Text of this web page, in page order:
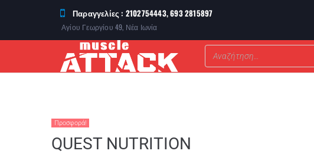
Παραγγελίες : 2102754443, 693 2815897
Αγίου Γεωργίου 49, Νέα Ιωνία
Προσφορά!
QUEST NUTRITION